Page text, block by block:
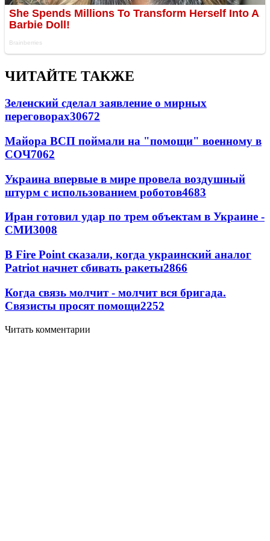
ЧИТАЙТЕ ТАКЖЕ
Зеленский сделал заявление о мирных
переговорах30672
Майора ВСП поймали на "помощи" военному в
СОЧ7062
Украина впервые в мире провела воздушный
штурм с использованием роботов4683
Иран готовил удар по трем объектам в Украине -
СМИ3008
В Fire Point сказали, когда украинский аналог
Patriot начнет сбивать ракеты2866
Когда связь молчит - молчит вся бригада.
Связисты просят помощи2252
Читать комментарии